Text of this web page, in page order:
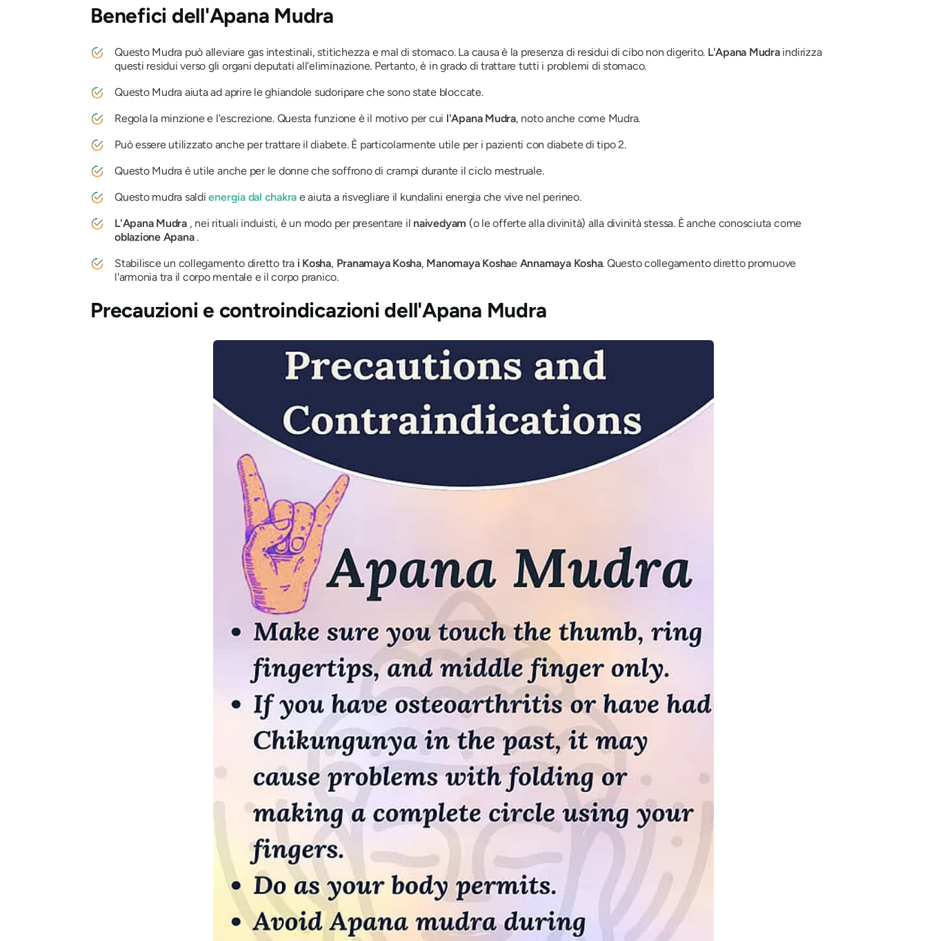
Benefici dell'Apana Mudra
Questo Mudra può alleviare gas intestinali, stitichezza e mal di stomaco. La causa è la presenza di residui di cibo non digerito. L'Apana Mudraindirizza
questi residui verso gli organi deputati all'eliminazione. Pertanto, è in grado di trattare tutti i problemi di stomaco.
Questo Mudra aiuta ad aprire le ghiandole sudoripare che sono state bloccate.
Regola la minzione e l'escrezione. Questa funzione è il motivo per cui l'Apana Mudra, noto anche come Mudra.
Può essere utilizzato anche per trattare il diabete. È particolarmente utile per i pazienti con diabete di tipo 2.
Questo Mudra è utile anche per le donne che soffrono di crampi durante il ciclo mestruale.
Questo mudra saldi energia dal chakra e aiuta a risvegliare il kundalini energia che vive nel perineo.
L'Apana Mudra, nei rituali induisti, è un modo per presentare il naivedyam (o le offerte alla divinità) alla divinità stessa. È anche conosciuta come
oblazione Apana.
Stabilisce un collegamento diretto tra i Kosha, Pranamaya Kosha, Manomaya Koshae Annamaya Kosha. Questo collegamento diretto promuove
l'armonia tra il corpo mentale e il corpo pranico.
Precauzioni e controindicazioni dell'Apana Mudra